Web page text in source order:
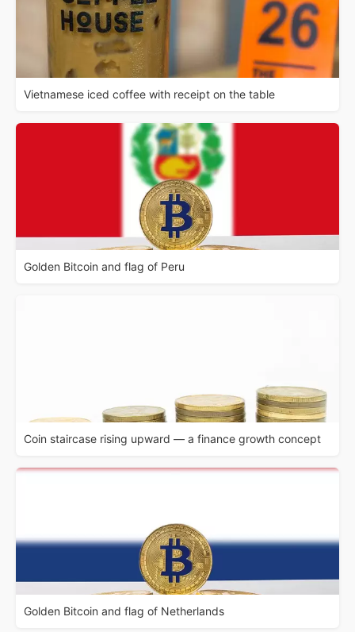
Vietnamese iced coffee with receipt on the table
Golden Bitcoin and flag of Peru
Coin staircase rising upward — a finance growth concept
Golden Bitcoin and flag of Netherlands